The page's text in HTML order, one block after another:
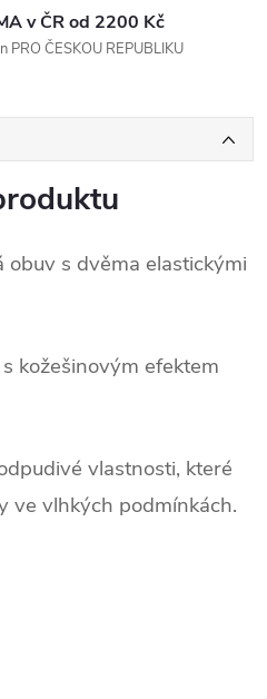
v ČR od 2200 Kč
PRO ČESKOU REPUBLIKU
obuv s dvěma elastickými
kožešinovým efektem
vlastnosti, které
ve vlhkých podmínkách.